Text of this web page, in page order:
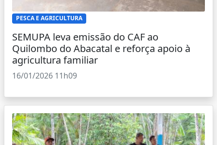
PESCA E AGRICULTURA
SEMUPA leva emissão do CAF ao
Quilombo do Abacatal e reforça apoio à
agricultura familiar
16/01/2026 11h09